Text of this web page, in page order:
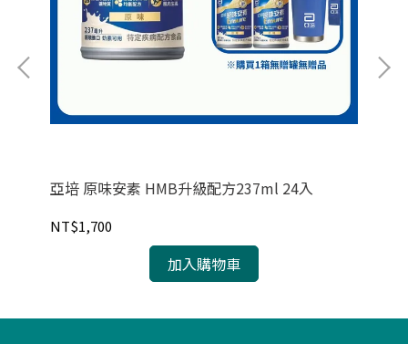
亞培 原味安素 HMB升級配方237ml 24入
NT$1,700
加入購物車